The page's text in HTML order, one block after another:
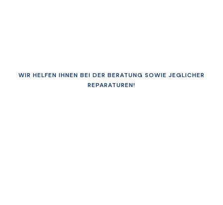
WIR HELFEN IHNEN BEI DER BERATUNG SOWIE JEGLICHER
REPARATUREN!